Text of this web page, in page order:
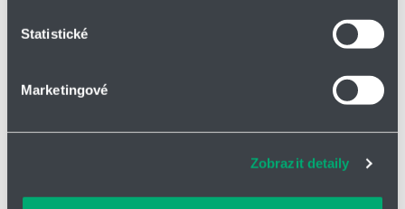
Svůj souhlas můžete kdykoliv změnit nebo odvolat v
Soubory cookies a další technologie nám pomáhají
vašimi údaji zacházíme citlivě, děkujeme za projevení
Statistické
Marketingové
Zobrazit detaily